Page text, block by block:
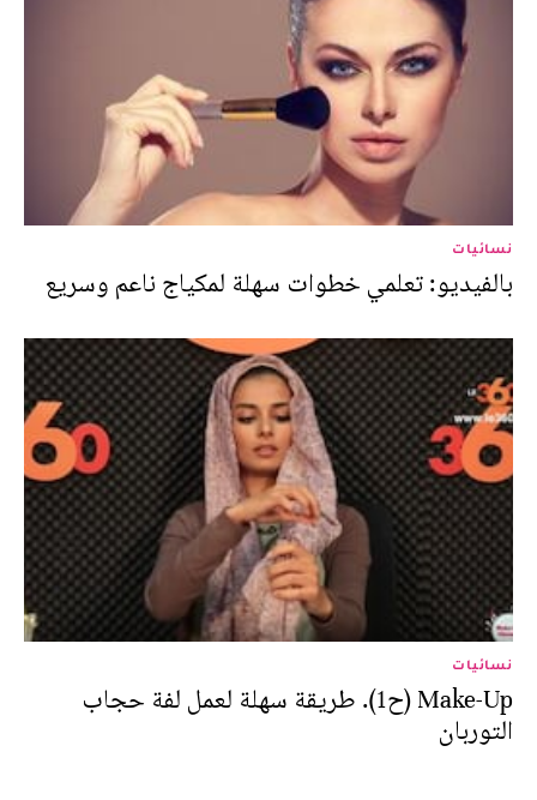
نسائيات
بالفيديو: تعلمي خطوات سهلة لمكياج ناعم وسريع
نسائيات
Make-Up (ح1). طريقة سهلة لعمل لفة حجاب
التوربان